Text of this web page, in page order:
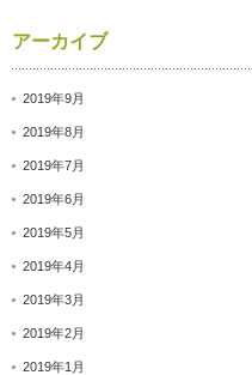
アーカイブ
2019年9月
2019年8月
2019年7月
2019年6月
2019年5月
2019年4月
2019年3月
2019年2月
2019年1月